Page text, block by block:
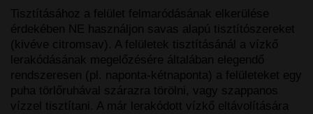
Tisztításához a felület felmaródásának elkerülése
érdekében NE használjon savas alapú tisztítószereket
(kivéve citromsav). A felületek tisztításánál a vízkő
lerakódásának megelőzésére általában elegendő
rendszeresen (pl. naponta-kétnaponta) a felületeket egy
puha törlőruhával szárazra törölni, vagy szappanos
vízzel tisztítani. A már lerakódott vízkő eltávolítására